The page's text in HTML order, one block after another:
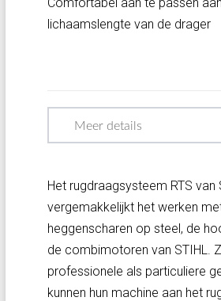
lichaamslengte van de drager
Het rugdraagsysteem RTS van
vergemakkelijkt het werken
heggenscharen op steel, de
de combimotoren van STIHL.
professionele als particuliere
kunnen hun machine aan het